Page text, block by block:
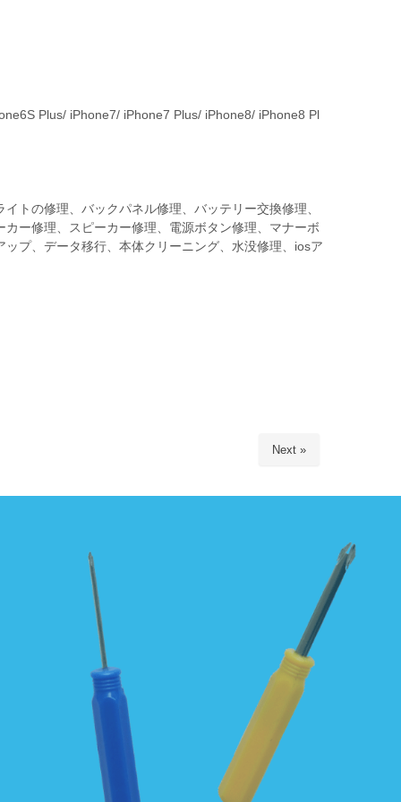
Plus/ iPhone7/ iPhone7 Plus/ iPhone8/ iPhone8 Pl
トの修理、バックパネル修理、バッテリー交換修理、
ー修理、スピーカー修理、電源ボタン修理、マナーボ
プ、データ移行、本体クリーニング、水没修理、iosア
Next »